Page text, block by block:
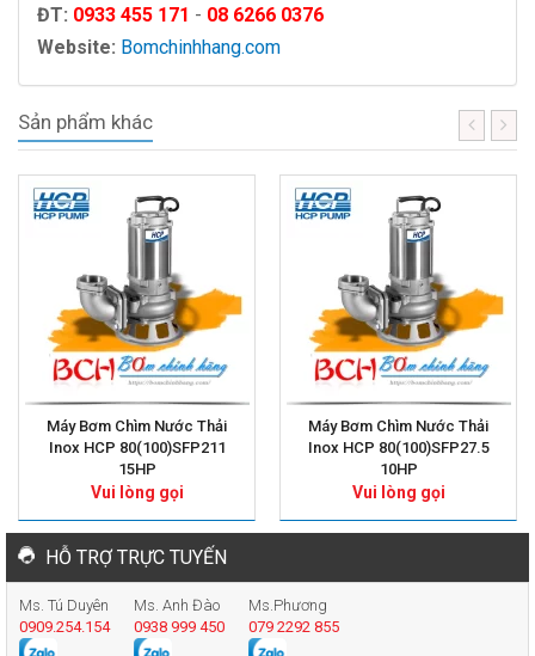
ĐT: 0933 455 171 - 08 6266 0376
Website: Bomchinhhang.com
Sản phẩm khác
Máy Bơm Chìm Nước Thải
Inox HCP 80(100)SFP211
15HP
Vui lòng gọi
Máy Bơm Chìm Nước Thải
Inox HCP 80(100)SFP27.5
10HP
Vui lòng gọi
HỖ TRỢ TRỰC TUYẾN
Ms. Tú Duyên
0909.254.154
Ms. Anh Đào
0938 999 450
Ms.Phương
079 2292 855